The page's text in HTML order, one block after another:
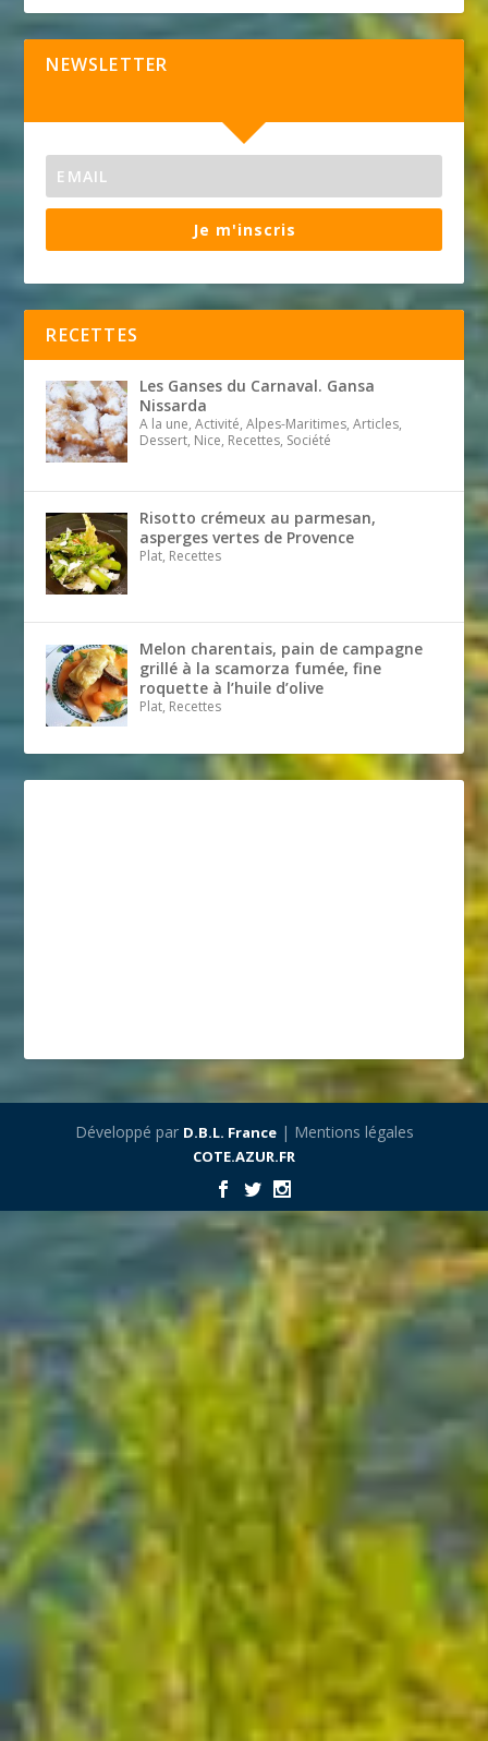
NEWSLETTER
Je m'inscris
RECETTES
Les Ganses du Carnaval. Gansa
Nissarda
A la une, Activité, Alpes-Maritimes, Articles,
Dessert, Nice, Recettes, Société
Risotto crémeux au parmesan,
asperges vertes de Provence
Plat, Recettes
Melon charentais, pain de campagne
grillé à la scamorza fumée, fine
roquette à l’huile d’olive
Plat, Recettes
Développé par D.B.L. France| Mentions légales
COTE.AZUR.FR